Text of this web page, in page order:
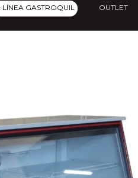
LÍNEA GASTROQUIL OUTLET